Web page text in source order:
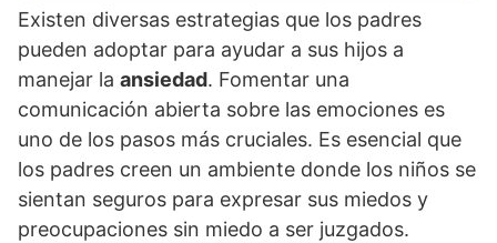
Existen diversas estrategias que los padres
pueden adoptar para ayudar a sus hijos a
manejar la ansiedad. Fomentar una
comunicación abierta sobre las emociones es
uno de los pasos más cruciales. Es esencial que
los padres creen un ambiente donde los niños se
sientan seguros para expresar sus miedos y
preocupaciones sin miedo a ser juzgados.